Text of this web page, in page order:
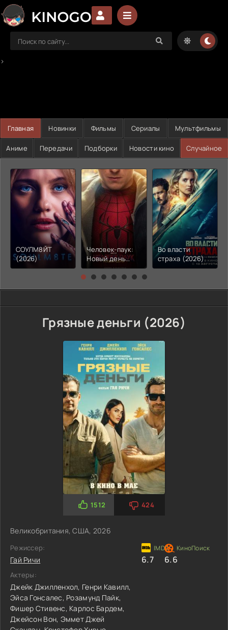
>
Главная Новинки Фильмы Сериалы Мультфильмы
Аниме Передачи Подборки Новости кино Случайное
СОУЛМ8ЙТ
(2026)
Человек-паук:
Новый день
(2026)
Во власти
страха (2026)
Грязные деньги (2026)
1512 424
Великобритания, США, 2026
Режиссер:
Гай Ричи
Актеры:
Джейк Джилленхол, Генри Кавилл,
Эйса Гонсалес, Розамунд Пайк,
Фишер Стивенс, Карлос Бардем,
Джейсон Вон, Эммет Джей
6.7 6.6